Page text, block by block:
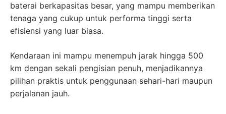
baterai berkapasitas besar, yang mampu memberikan
tenaga yang cukup untuk performa tinggi serta
efisiensi yang luar biasa.
Kendaraan ini mampu menempuh jarak hingga 500
km dengan sekali pengisian penuh, menjadikannya
pilihan praktis untuk penggunaan sehari-hari maupun
perjalanan jauh.